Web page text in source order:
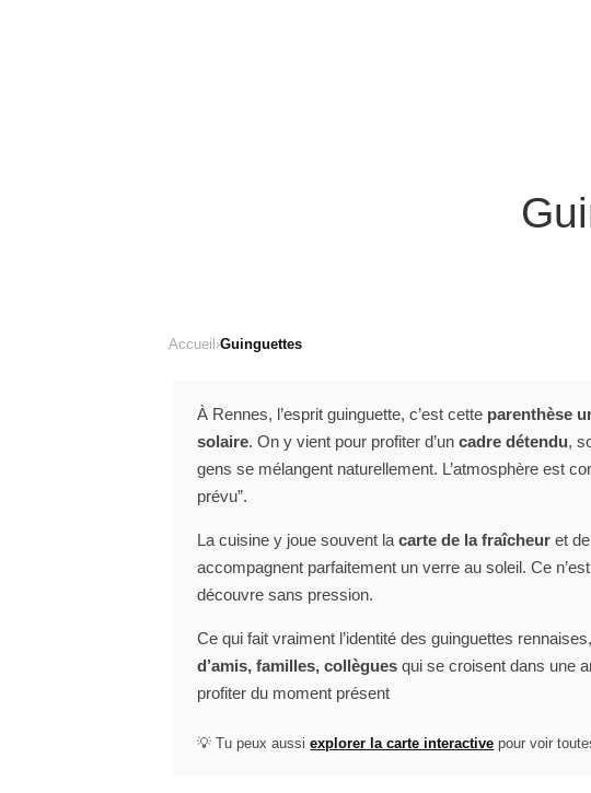
Accueil ›Guinguettes
À Rennes, l’esprit guinguette, c’est cette parenthèse
solaire. On y vient pour profiter d’uncadre détendu,
gens se mélangent naturellement. L’atmosphère est
prévu”.
La cuisine y joue souvent lacarte de la fraîcheur et
accompagnent parfaitement un verre au soleil. Ce
découvre sans pression.
Ce qui fait vraiment l’identité des guinguettes
d’amis, familles, collègues qui se croisent dans une
profiter du moment présent
💡 Tu peux aussiexplorer la carte interactive pour voir